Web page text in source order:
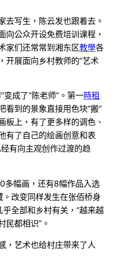
去写生，陈云发也跟着去。
向公众开设免费培训课程，
家们还常常到湘东区教學各
开展面向乡村教师的“艺术
变成了“陈老师”。第一時租
看到的景象直接用色块“搬”
板上，有了更多样的调色、
有了自己的绘画创意和表
有向主观创作过渡的趋
多幅画，还有8幅作品入选
改变同样发生在张佰桥身
乎全部和乡村有关，“越来越
民都相识”。
，艺术也给村庄带来了人